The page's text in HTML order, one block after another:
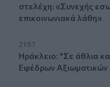
στελέχη: «Συνεχής
επικοινωνιακά λάθη»
21:57
Ηράκλειο: "Σε άθλια
Εφέδρων